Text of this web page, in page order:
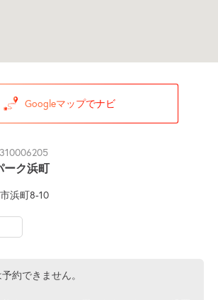
Googleマップでナビ
ーク浜町
浜町8-10
約できません。